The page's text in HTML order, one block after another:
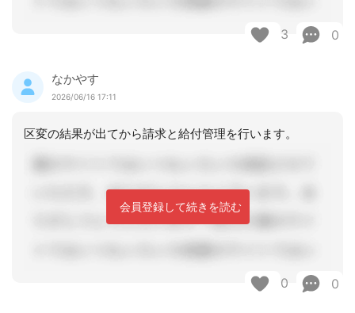
3 0
なかやす
2026/06/16 17:11
区変の結果が出てから請求と給付管理を行います。
会員登録して続きを読む
0 0